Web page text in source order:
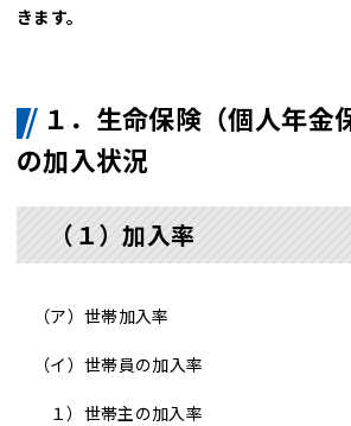
きます。
１．生命保険（個人年金
の加入状況
（１）加入率
（ア）世帯加入率
（イ）世帯員の加入率
１） 世帯主の加入率